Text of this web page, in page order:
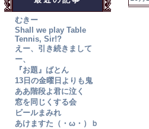
むきー
Shall we play Table
Tennis, Sir!?
えー、引き続きまして
ー、
『お題』ばとん
13日の金曜日よりも鬼
ああ階段よ君に泣く
窓を同じくする会
ビールまみれ
あけますた（・ω・）ｂ